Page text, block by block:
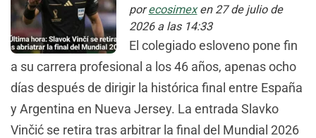
porecosimexen 27 de julio de
2026 a las 14:33
El colegiado esloveno pone fin
a su carrera profesional a los 46 años, apenas ocho
días después de dirigir la histórica final entre España
y Argentina en Nueva Jersey. La entrada Slavko
Vinčić se retira tras arbitrar la final del Mundial 2026